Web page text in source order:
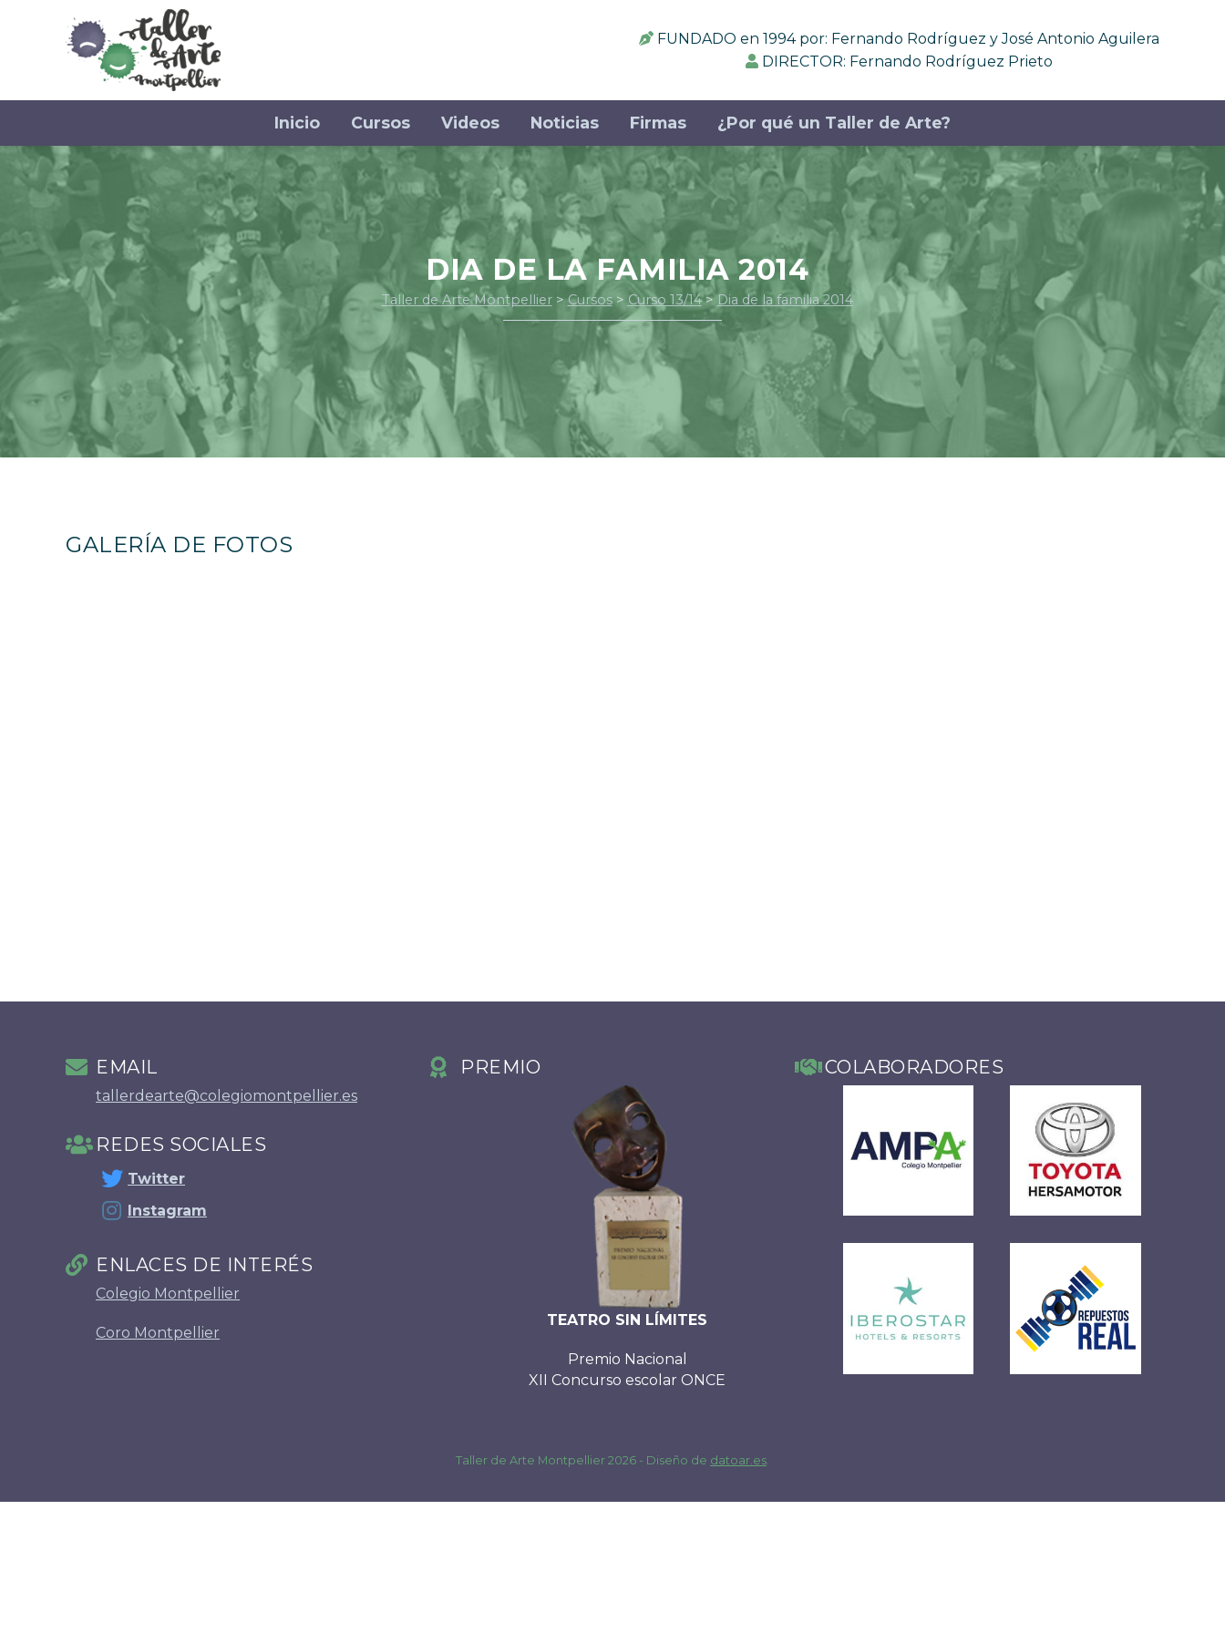
FUNDADO en 1994 por: Fernando Rodríguez y José Antonio Aguilera
DIRECTOR: Fernando Rodríguez Prieto
Inicio Cursos Videos Noticias Firmas ¿Por qué un Taller de Arte?
DIA DE LA FAMILIA 2014
Taller de Arte Montpellier>Cursos> Curso 13/14>Dia de la familia 2014
GALERÍA DE FOTOS
EMAIL
tallerdearte@colegiomontpellier.es
REDES SOCIALES
Twitter
Instagram
ENLACES DE INTERÉS
Colegio Montpellier
Coro Montpellier
PREMIO
TEATRO SIN LÍMITES
Premio Nacional
XII Concurso escolar ONCE
COLABORADORES
Taller de Arte Montpellier 2026 - Diseño de datoar.es.